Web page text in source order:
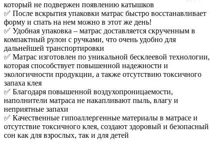
который не подвержен появлению катышков
✅ После вскрытия упаковки матрас быстро восстанавливает
форму и спать на нем можно в этот же день!
✅ Удобная упаковка – матрас доставляется скрученным в
компактный рулон с ручками, что очень удобно для
дальнейшей транспортировки
✅ Матрас изготовлен по уникальной бесклеевой технологии,
которая способствует повышенной надежности и
экологичности продукции, а также отсутствию токсичного
запаха клея
✅ Благодаря повышенной воздухопроницаемости,
наполнители матраса не накапливают пыль, влагу и
неприятные запахи
✅ Качественные гипоаллергенные материалы в матрасе и
отсутствие токсичного клея, создают здоровый и безопасный
сон как для взрослых, так и для детей